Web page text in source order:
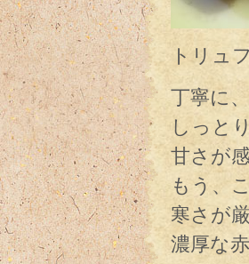
トリュ
丁寧に
しっと
甘さが
もう、
寒さが
濃厚な